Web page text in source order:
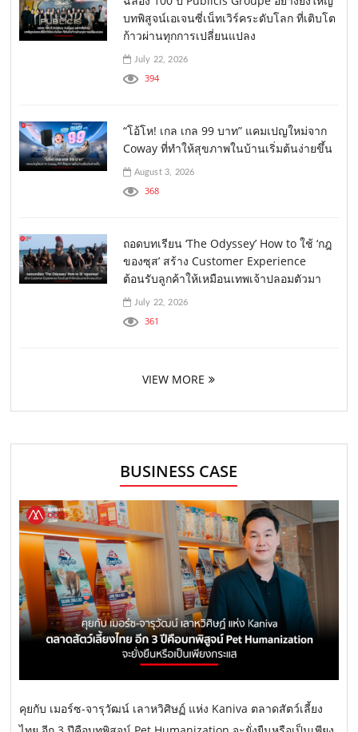
บทพิสูจน์เอเจนซี่เน็ทเวิร์คระดับโลก ที่เติบโต
ก้าวผ่านทุกการเปลี่ยนแปลง
July 22, 2026
394
“โอ้โห! เกล เกล 99 บาท” แคมเปญใหม่จาก
Coway ที่ทำให้สุขภาพในบ้านเริ่มต้นง่ายขึ้น
August 3, 2026
368
ถอดบทเรียน ‘The Odyssey’ How to ใช้ ‘กฎ
ของซุส’ สร้าง Customer Experience
ต้อนรับลูกค้าให้เหมือนเทพเจ้าปลอมตัวมา
July 22, 2026
361
VIEW MORE
BUSINESS CASE
คุยกับ เมอร์ซ-จารุวัฒน์ เลาหวิศิษฏ์ แห่ง Kaniva ตลาดสัตว์เลี้ยง